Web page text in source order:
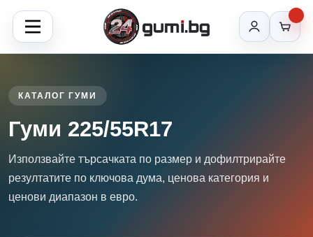
КАТАЛОГ ГУМИ
Гуми 225/55R17
Използвайте търсачката по размер и дофилтрирайте
резултатите по ключова дума, ценова категория и
ценови диапазон в евро.